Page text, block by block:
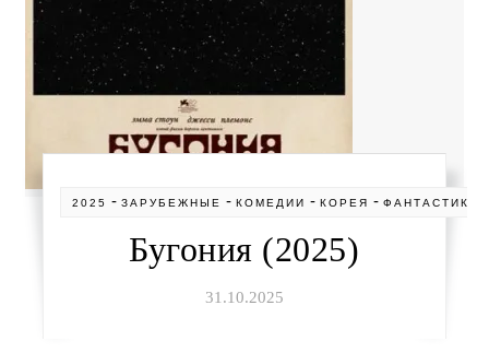
2025 -ЗАРУБЕЖНЫЕ -КОМЕДИИ -КОРЕЯ -ФАНТАСТИКА
Бугония (2025)
31.10.2025